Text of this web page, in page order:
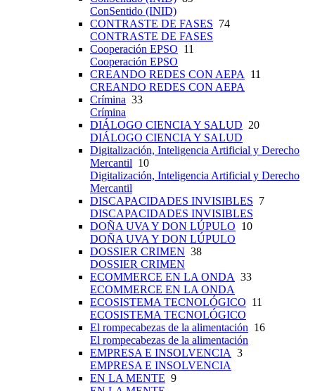
ConSentido (INID)
CONTRASTE DE FASES 74
CONTRASTE DE FASES
Cooperación EPSO 11
Cooperación EPSO
CREANDO REDES CON AEPA
11
CREANDO REDES CON AEPA
Crímina 33
Crímina
DIÁLOGO CIENCIA Y SALUD 20
DIÁLOGO CIENCIA Y SALUD
Digitalización, Inteligencia Artificial y Derecho
Mercantil 10
Digitalización, Inteligencia Artificial y Derecho
Mercantil
DISCAPACIDADES INVISIBLES 7
DISCAPACIDADES INVISIBLES
DOÑA UVA Y DON LÚPULO 10
DOÑA UVA Y DON LÚPULO
DOSSIER CRIMEN 38
DOSSIER CRIMEN
ECOMMERCE EN LA ONDA 33
ECOMMERCE EN LA ONDA
ECOSISTEMA TECNOLÓGICO 11
ECOSISTEMA TECNOLÓGICO
El rompecabezas de la alimentación 16
El rompecabezas de la alimentación
EMPRESA E INSOLVENCIA 3
EMPRESA E INSOLVENCIA
EN LA MENTE 9